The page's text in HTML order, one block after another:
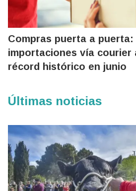
Compras puerta a puerta:
importaciones vía courier
récord histórico en junio
Últimas noticias